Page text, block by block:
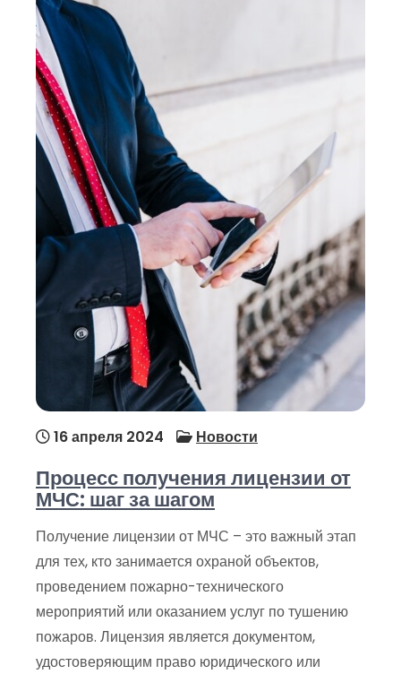
16 апреля 2024 Новости
Процесс получения лицензии от
МЧС: шаг за шагом
Получение лицензии от МЧС – это важный этап
для тех, кто занимается охраной объектов,
проведением пожарно-технического
мероприятий или оказанием услуг по тушению
пожаров. Лицензия является документом,
удостоверяющим право юридического или